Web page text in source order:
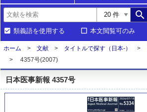
search
類義語を使用する 本文閲覧可のみ
ホーム 文献 タイトルで探す（日本-）
4357号(2007)
日本医事新報 4357号